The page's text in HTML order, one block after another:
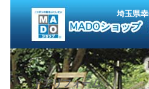
埼玉県
ドアリフォーム